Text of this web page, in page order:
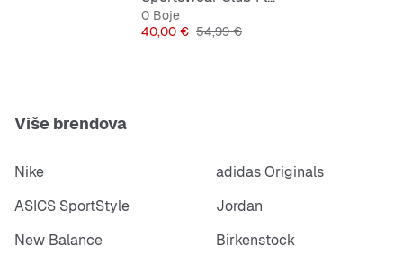
0 Boje
Cijena
40,00 € Originalna cijena
54,99 €
Više brendova
Nike
adidas Originals
ASICS SportStyle
Jordan
New Balance
Birkenstock